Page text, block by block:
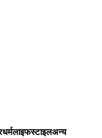
धर्मलाइफस्टाइलअन्य